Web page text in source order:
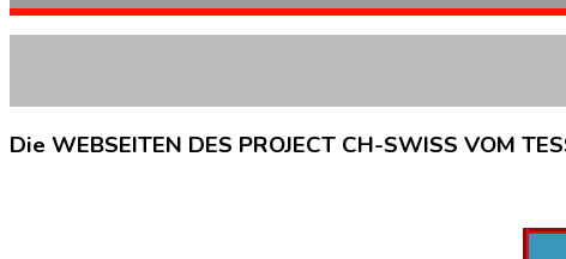
Die WEBSEITEN DES PROJECT CH-SWISS VOM